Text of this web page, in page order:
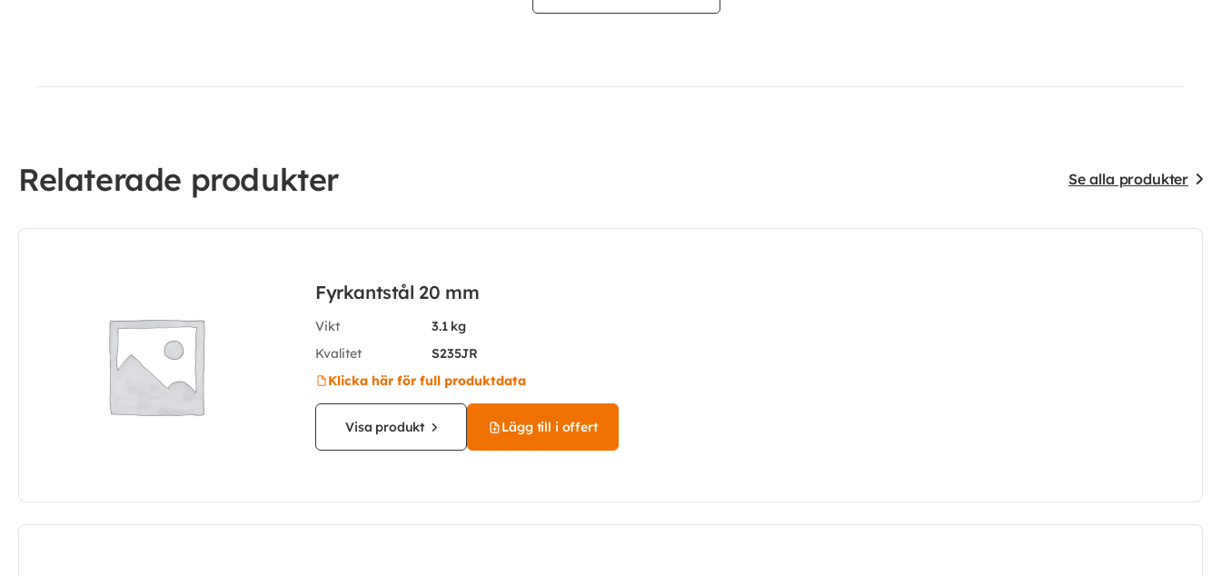
Relaterade produkter Se alla produkter
Fyrkantstål 20 mm
Vikt
3.1 kg
Kvalitet
S235JR
Klicka här för full produktdata
Visa produkt Lägg till i offert